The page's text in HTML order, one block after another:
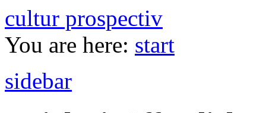
cultur prospectiv
You are here: start
sidebar